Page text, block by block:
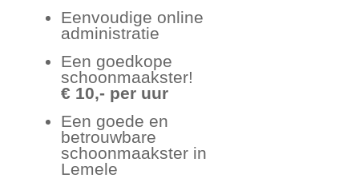
Eenvoudige online
administratie
Een goedkope
schoonmaakster!
€ 10,- per uur
Een goede en
betrouwbare
schoonmaakster in
Lemele